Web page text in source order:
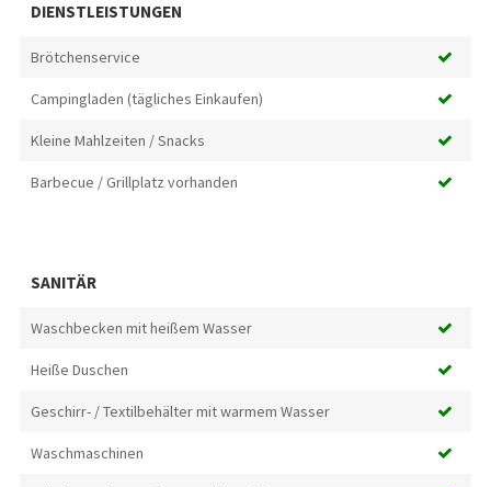
DIENSTLEISTUNGEN
Brötchenservice
Campingladen (tägliches Einkaufen)
Kleine Mahlzeiten / Snacks
Barbecue / Grillplatz vorhanden
SANITÄR
Waschbecken mit heißem Wasser
Heiße Duschen
Geschirr- / Textilbehälter mit warmem Wasser
Waschmaschinen